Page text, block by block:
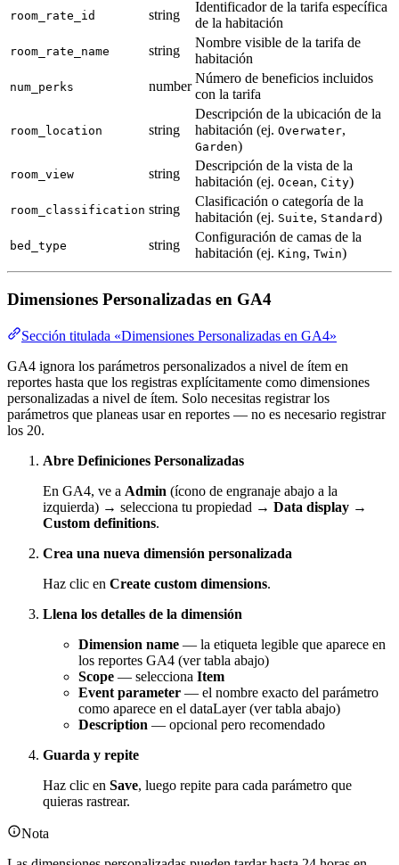
room_rate_id string
Identificador de la tarifa específica
de la habitación
room_rate_name string
Nombre visible de la tarifa de
habitación
num_perks number
Número de beneficios incluidos
con la tarifa
room_location string
Descripción de la ubicación de la
habitación (ej. Overwater,
Garden)
room_view string
Descripción de la vista de la
habitación (ej. Ocean, City)
room_classification string
Clasificación o categoría de la
habitación (ej. Suite, Standard)
bed_type string
Configuración de camas de la
habitación (ej. King, Twin)
Dimensiones Personalizadas en GA4
Sección titulada «Dimensiones Personalizadas en GA4»
GA4 ignora los parámetros personalizados a nivel de ítem en
reportes hasta que los registras explícitamente como dimensiones
personalizadas a nivel de ítem. Solo necesitas registrar los
parámetros que planeas usar en reportes — no es necesario registrar
los 20.
Abre Definiciones Personalizadas
En GA4, ve a Admin (ícono de engranaje abajo a la
izquierda) → selecciona tu propiedad → Data display →
Custom definitions.
Crea una nueva dimensión personalizada
Haz clic en Create custom dimensions.
Llena los detalles de la dimensión
Dimension name — la etiqueta legible que aparece en
los reportes GA4 (ver tabla abajo)
Scope — selecciona Item
Event parameter — el nombre exacto del parámetro
como aparece en el dataLayer (ver tabla abajo)
Description — opcional pero recomendado
Guarda y repite
Haz clic en Save, luego repite para cada parámetro que
quieras rastrear.
Nota